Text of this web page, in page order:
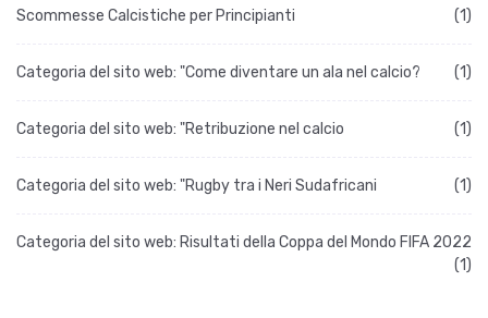
Scommesse Calcistiche per Principianti (1)
Categoria del sito web: "Come diventare un ala nel calcio? (1)
Categoria del sito web: "Retribuzione nel calcio (1)
Categoria del sito web: "Rugby tra i Neri Sudafricani (1)
Categoria del sito web: Risultati della Coppa del Mondo FIFA 2022
(1)